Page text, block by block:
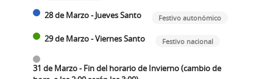
28 de Marzo - Jueves Santo Festivo autonómico
29 de Marzo - Viernes Santo Festivo nacional
31 de Marzo - Fin del horario de Invierno (cambio de